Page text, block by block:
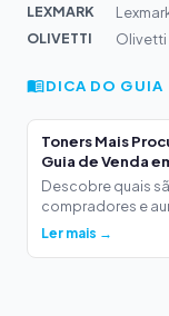
LEXMARK
OLIVETTI
Olivetti
DICA DO GUIA
Toners Mais
Guia de Venda
Descobre quais
compradores e
Ler mais →